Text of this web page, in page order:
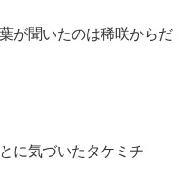
が聞いたのは稀咲からだ
に気づいたタケミチ